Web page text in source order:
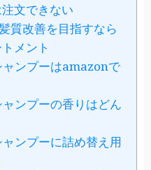
文できない
質改善を目指すなら
メント
ャンプーはamazonで
ンプーの香りはどん
ンプーに詰め替え用